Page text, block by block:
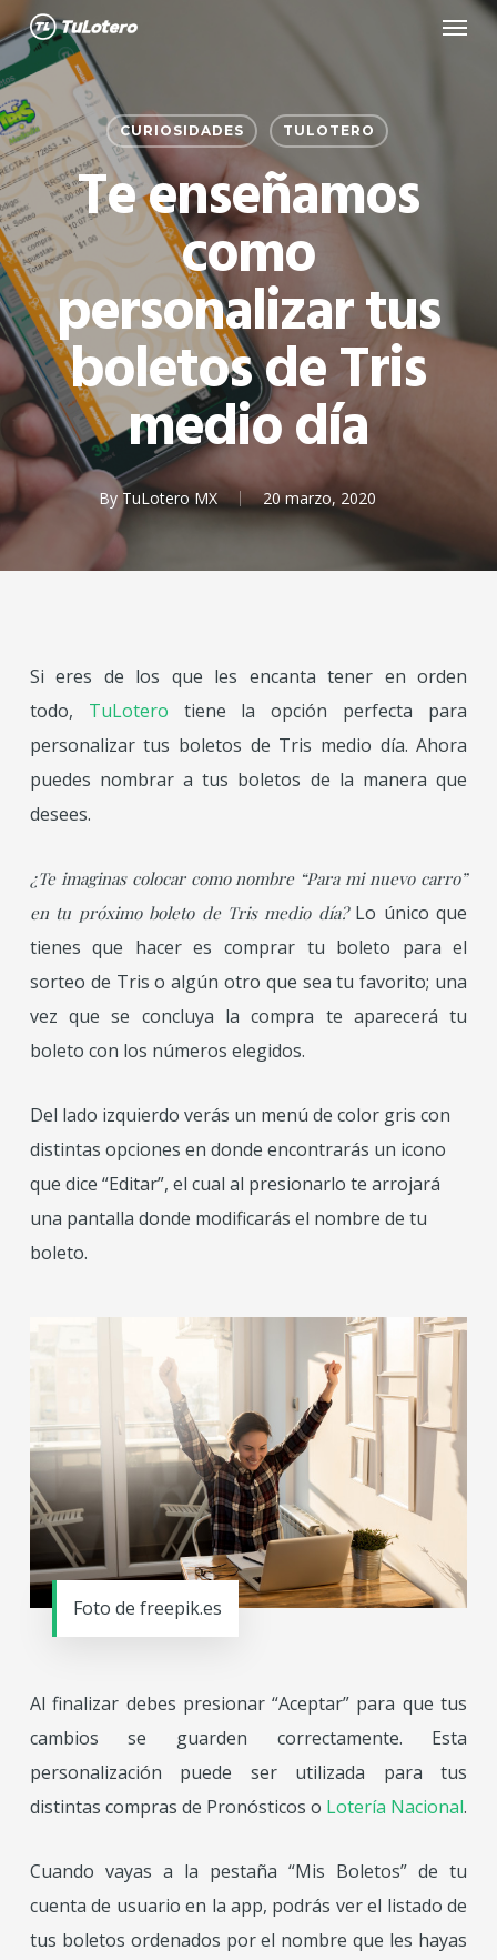
Skip
to
main
content
Menu
CURIOSIDADES TULOTERO
Te enseñamos
como
personalizar tus
boletos de Tris
medio día
By TuLotero MX 20 marzo, 2020
Si eres de los que les encanta tener en orden
todo, TuLotero tiene la opción perfecta para
personalizar tus boletos de Tris medio día. Ahora
puedes nombrar a tus boletos de la manera que
desees.
¿Te imaginas colocar como nombre “Para mi nuevo carro”
en tu próximo boleto de Tris medio día?Lo único que
tienes que hacer es comprar tu boleto para el
sorteo de Tris o algún otro que sea tu favorito; una
vez que se concluya la compra te aparecerá tu
boleto con los números elegidos.
Del lado izquierdo verás un menú de color gris con
distintas opciones en donde encontrarás un icono
que dice “Editar”, el cual al presionarlo te arrojará
una pantalla donde modificarás el nombre de tu
boleto.
Foto de freepik.es
Al finalizar debes presionar “Aceptar” para que tus
cambios se guarden correctamente. Esta
personalización puede ser utilizada para tus
distintas compras de Pronósticos o Lotería Nacional.
Cuando vayas a la pestaña “Mis Boletos” de tu
cuenta de usuario en la app, podrás ver el listado de
tus boletos ordenados por el nombre que les hayas